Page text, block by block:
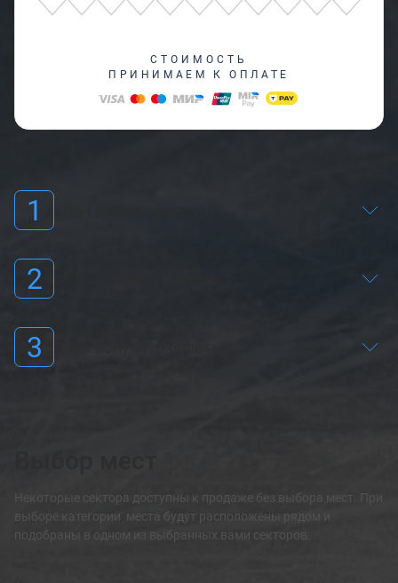
СТОИМОСТЬ
ПРИНИМАЕМ К ОПЛАТЕ
1
2
3
Некоторые сектора доступны к продаже без выбора мест. При
выборе категории места будут расположены рядом и
подобраны в одном из выбранных вами секторов.